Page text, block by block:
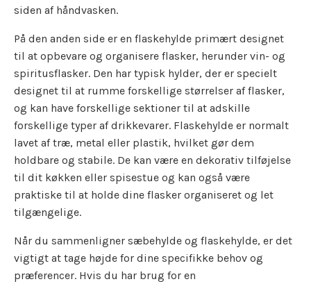
siden af håndvasken.
På den anden side er en flaskehylde primært designet
til at opbevare og organisere flasker, herunder vin- og
spiritusflasker. Den har typisk hylder, der er specielt
designet til at rumme forskellige størrelser af flasker,
og kan have forskellige sektioner til at adskille
forskellige typer af drikkevarer. Flaskehylde er normalt
lavet af træ, metal eller plastik, hvilket gør dem
holdbare og stabile. De kan være en dekorativ tilføjelse
til dit køkken eller spisestue og kan også være
praktiske til at holde dine flasker organiseret og let
tilgængelige.
Når du sammenligner sæbehylde og flaskehylde, er det
vigtigt at tage højde for dine specifikke behov og
præferencer. Hvis du har brug for en